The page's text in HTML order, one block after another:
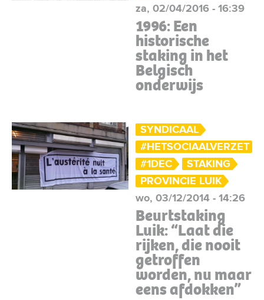
za, 02/04/2016 - 16:39
1996: Een
historische
staking in het
Belgisch
onderwijs
SYNDICAAL
#HETSOCIAALVERZET
#1DEC
STAKING
PROVINCIE LUIK
wo, 03/12/2014 - 14:26
Beurtstaking
Luik: “Laat die
rijken, die nooit
getroffen
worden, nu maar
eens afdokken”